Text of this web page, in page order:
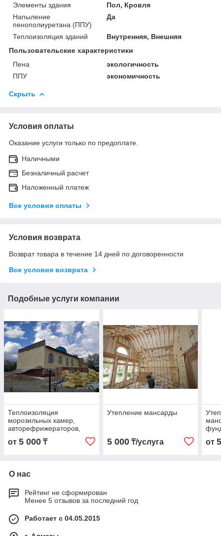
Элементы здания
Пол, Кровля
Напыление
пенополиуретана (ППУ)
Да
Теплоизоляция зданий
Внутренняя, Внешняя
Пользовательские характеристики
Пена
экологичность
ППУ
экономичность
Скрыть
Условия оплаты
Оказание услуги только по предоплате.
Наличными
Безналичный расчет
Наложенный платеж
Все условия оплаты
Условия возврата
Возврат товара в течение 14 дней по договоренности
Все условия возврата
Подобные услуги компании
Теплоизоляция
морозильных камер,
авторефрижераторов,
вагонов, ёмкостей
от 5 000 ₸
Утепление мансарды
5 000₸/услуга от
О нас
Рейтинг не сформирован
Менее 5 отзывов за последний год
Работает с 04.05.2015